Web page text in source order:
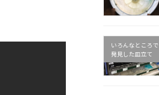
いろんなところで
発見した皿立て